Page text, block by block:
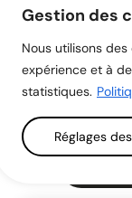
Gestion des
Nous utilisons
expérience et à
statistiques.
Réglages
Mentions légales